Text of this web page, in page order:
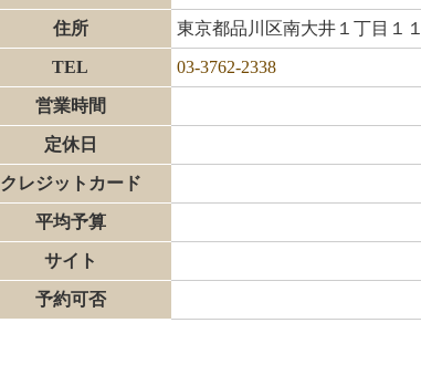
住所 東京都品川区南大井１丁目１
TEL 03-3762-2338
営業時間
定休日
クレジットカード
平均予算
サイト
予約可否